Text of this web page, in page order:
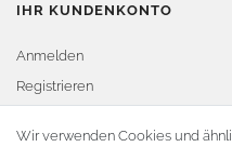
IHR KUNDENKONTO
Anmelden
Registrieren
Warenkorb
Wir verwenden Cookies und